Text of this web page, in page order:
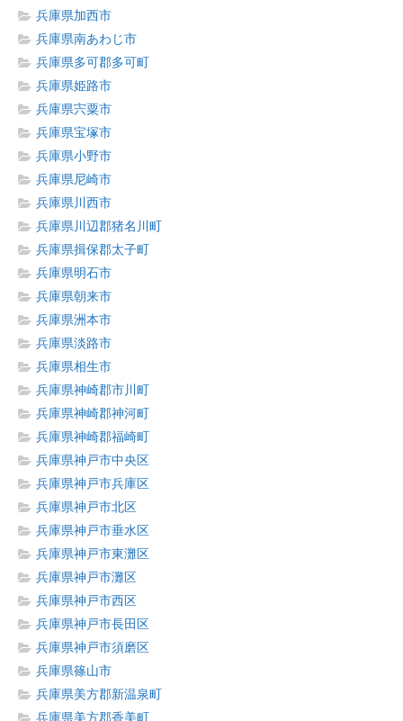
兵庫県加西市
兵庫県南あわじ市
兵庫県多可郡多可町
兵庫県姫路市
兵庫県宍粟市
兵庫県宝塚市
兵庫県小野市
兵庫県尼崎市
兵庫県川西市
兵庫県川辺郡猪名川町
兵庫県揖保郡太子町
兵庫県明石市
兵庫県朝来市
兵庫県洲本市
兵庫県淡路市
兵庫県相生市
兵庫県神崎郡市川町
兵庫県神崎郡神河町
兵庫県神崎郡福崎町
兵庫県神戸市中央区
兵庫県神戸市兵庫区
兵庫県神戸市北区
兵庫県神戸市垂水区
兵庫県神戸市東灘区
兵庫県神戸市灘区
兵庫県神戸市西区
兵庫県神戸市長田区
兵庫県神戸市須磨区
兵庫県篠山市
兵庫県美方郡新温泉町
兵庫県美方郡香美町